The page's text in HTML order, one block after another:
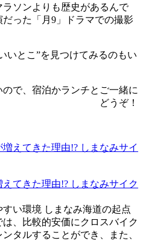
ソンよりも歴史があるんで
った「月9」ドラマでの撮影
いとこ”を見つけてみるのもい
で、宿泊かランチとご一緒に
どうぞ！
てきた理由!? しまなみサイク
い環境 しまなみ海道の起点
、比較的安価にクロスバイク
タルすることができ、また、